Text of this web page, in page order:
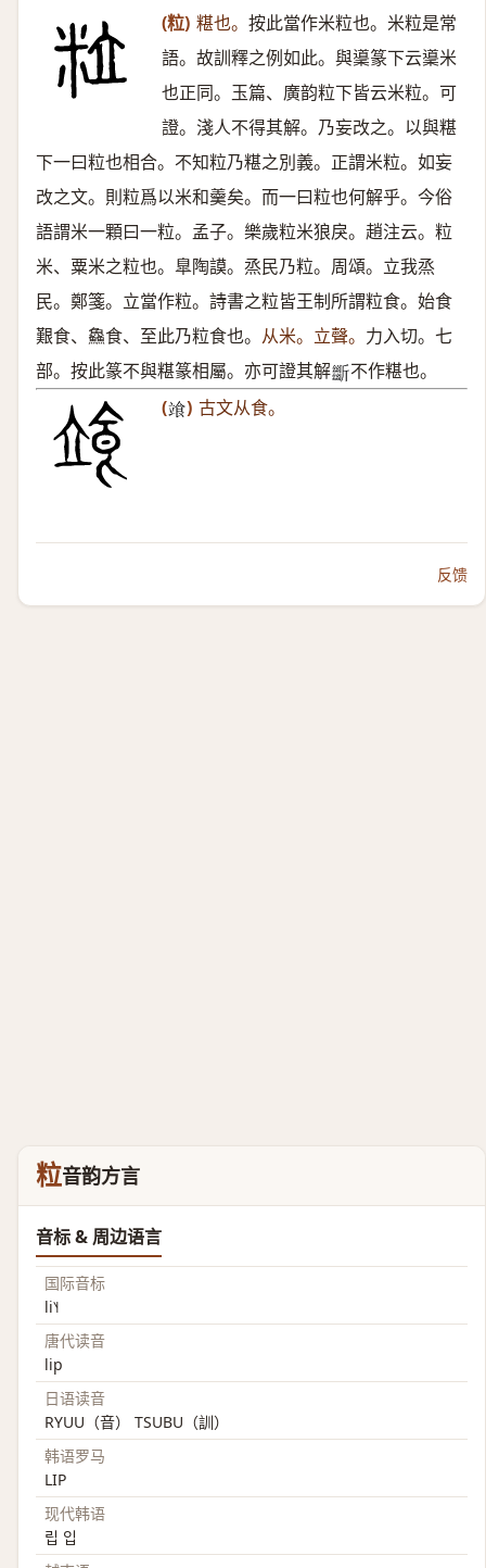
(粒) 糂也。 按此當作米粒也。米粒是常
語。故訓釋之例如此。與䆃篆下云䆃米
也正同。玉篇、廣韵粒下皆云米粒。可
證。淺人不得其解。乃妄改之。以與糂
下一曰粒也相合。不知粒乃糂之別義。正謂米粒。如妄
改之文。則粒爲以米和羹矣。而一曰粒也何解乎。今俗
語謂米一顆曰一粒。孟子。樂歲粒米狼戾。趙注云。粒
米、粟米之粒也。臯陶謨。烝民乃粒。周頌。立我烝
民。鄭箋。立當作粒。詩書之粒皆王制所謂粒食。始食
艱食、鱻食、至此乃粒食也。 从米。立聲。 力入切。七
部。按此篆不與糂篆相屬。亦可證其解𣃔 不作糂也。
(𩚷 ) 古文从食。
反馈
粒音韵方言
音标 & 周边语言
国际音标
li˥˧
唐代读音
lip
日语读音
RYUU（音） TSUBU（訓）
韩语罗马
LIP
现代韩语
립 입